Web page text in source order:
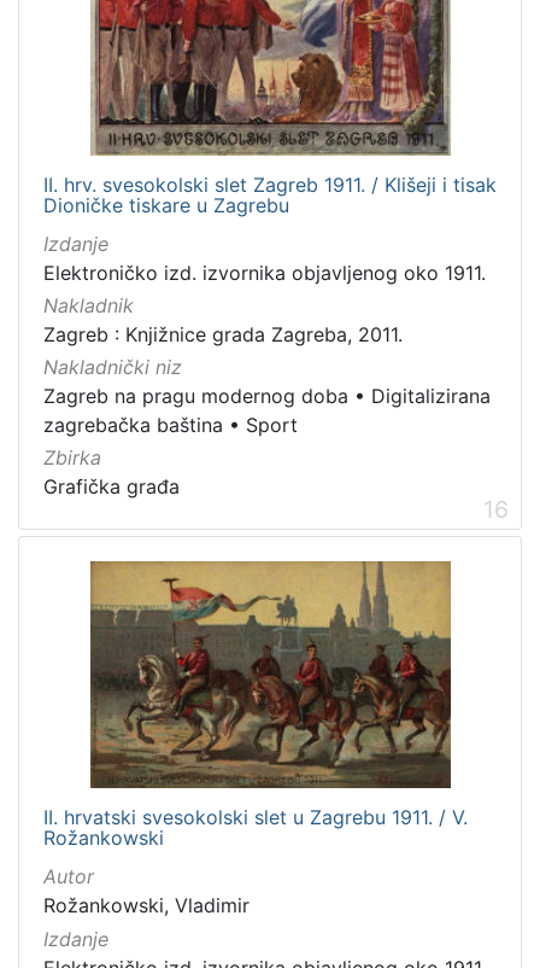
II. hrv. svesokolski slet Zagreb 1911. / Klišeji i tisak
Dioničke tiskare u Zagrebu
Izdanje
Elektroničko izd. izvornika objavljenog oko 1911.
Nakladnik
Zagreb : Knjižnice grada Zagreba, 2011.
Nakladnički niz
Zagreb na pragu modernog doba • Digitalizirana
zagrebačka baština • Sport
Zbirka
Grafička građa
16
II. hrvatski svesokolski slet u Zagrebu 1911. / V.
Rožankowski
Autor
Rožankowski, Vladimir
Izdanje